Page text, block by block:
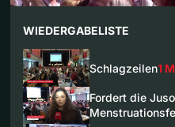
WIEDERGABELISTE
Schlagzeilen1
Fordert die